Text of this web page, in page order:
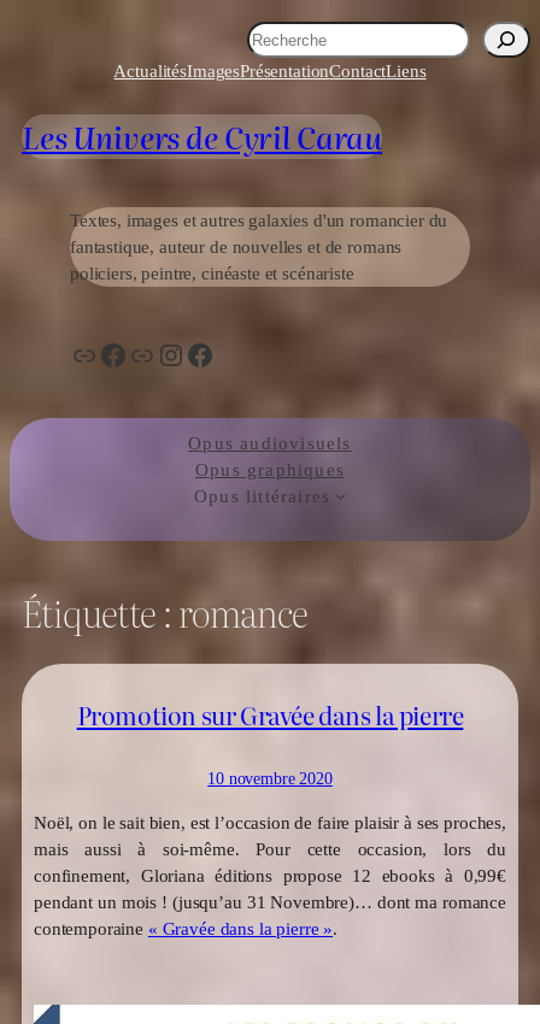
R
h
e
h
e
r
ActualitésImagesPrésentationContactLiens
Les Univers de Cyril Carau
Textes, images et autres galaxies d'un romancier du
fantastique, auteur de nouvelles et de romans
policiers, peintre, cinéaste et scénariste
Lien Facebook Lien Instagram Facebook
Opus audiovisuels
Opus graphiques
Opus littéraires
Étiquette :romance
Promotion sur Gravée dans la pierre
10 novembre 2020
Noël, on le sait bien, est l’occasion de faire plaisir à ses proches,
mais aussi à soi-même. Pour cette occasion, lors du
confinement, Gloriana éditions propose 12 ebooks à 0,99€
pendant un mois ! (jusqu’au 31 Novembre)… dont ma romance
contemporaine « Gravée dans la pierre ».